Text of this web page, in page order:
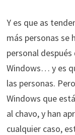
Y es que as
más personas se
personal
Windows… y es
las personas.
Windows que
al chavo, y han
cualquier caso,